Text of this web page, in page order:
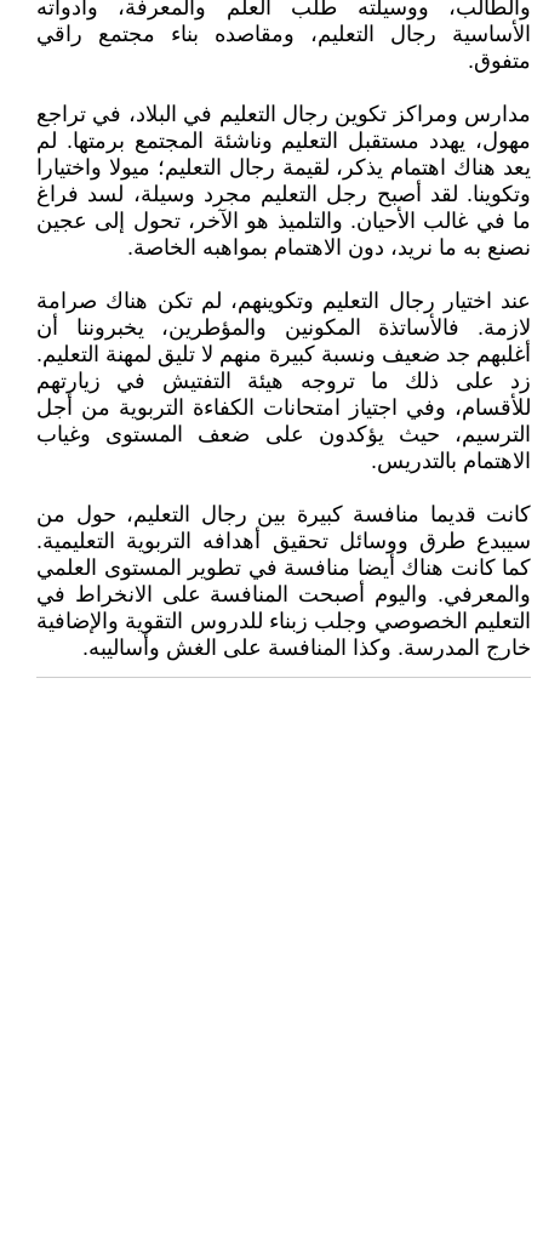
والطالب، ووسيلته طلب العلم والمعرفة، وأدواته
الأساسية رجال التعليم، ومقاصده بناء مجتمع راقي
متفوق.
مدارس ومراكز تكوين رجال التعليم في البلاد، في تراجع
مهول، يهدد مستقبل التعليم وناشئة المجتمع برمتها. لم
يعد هناك اهتمام يذكر، لقيمة رجال التعليم؛ ميولا واختيارا
وتكوينا. لقد أصبح رجل التعليم مجرد وسيلة، لسد فراغ
ما في غالب الأحيان. والتلميذ هو الآخر، تحول إلى عجين
نصنع به ما نريد، دون الاهتمام بمواهبه الخاصة.
عند اختيار رجال التعليم وتكوينهم، لم تكن هناك صرامة
لازمة. فالأساتذة المكونين والمؤطرين، يخبروننا أن
أغلبهم جد ضعيف ونسبة كبيرة منهم لا تليق لمهنة التعليم.
زد على ذلك ما تروجه هيئة التفتيش في زيارتهم
للأقسام، وفي اجتياز امتحانات الكفاءة التربوية من أجل
الترسيم، حيث يؤكدون على ضعف المستوى وغياب
الاهتمام بالتدريس.
كانت قديما منافسة كبيرة بين رجال التعليم، حول من
سيبدع طرق ووسائل تحقيق أهدافه التربوية التعليمية.
كما كانت هناك أيضا منافسة في تطوير المستوى العلمي
والمعرفي. واليوم أصبحت المنافسة على الانخراط في
التعليم الخصوصي وجلب زبناء للدروس التقوية والإضافية
خارج المدرسة. وكذا المنافسة على الغش وأساليبه.